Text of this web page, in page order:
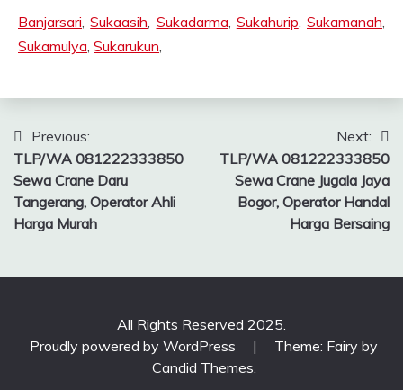
Banjarsari,Sukaasih, Sukadarma, Sukahurip, Sukamanah,
Sukamulya, Sukarukun,
Post
navigation
Previous:
TLP/WA 081222333850
Sewa Crane Daru
Tangerang, Operator Ahli
Harga Murah
Next:
TLP/WA 081222333850
Sewa Crane Jugala Jaya
Bogor, Operator Handal
Harga Bersaing
All Rights Reserved 2025.
Proudly powered by WordPress
|
Theme: Fairy by
Candid Themes.